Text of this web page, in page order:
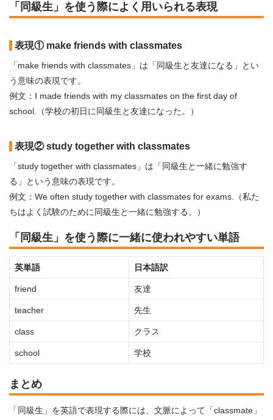
「同級生」を使う際によく用いられる表現
表現① make friends with classmates
「make friends with classmates」は「同級生と友達になる」とい
う意味の表現です。
例文：I made friends with my classmates on the first day of
school.（学校の初日に同級生と友達になった。）
表現② study together with classmates
「study together with classmates」は「同級生と一緒に勉強す
る」という意味の表現です。
例文：We often study together with classmates for exams.（私た
ちはよく試験のために同級生と一緒に勉強する。）
「同級生」を使う際に一緒に使われやすい単語
英単語 日本語訳
friend 友達
teacher 先生
class クラス
school 学校
まとめ
「同級生」を英語で表現する際には、文脈によって「classmate」